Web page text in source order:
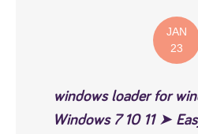
JAN
23
windows loader for
Windows 7 10 11 ➤